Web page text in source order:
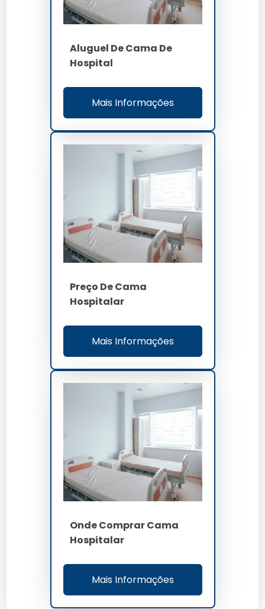
OEE acima 85 por cento
Aluguel De Cama De
Hospital
Mais Informações
Preço De Cama
Hospitalar
Mais Informações
Onde Comprar Cama
Hospitalar
Mais Informações